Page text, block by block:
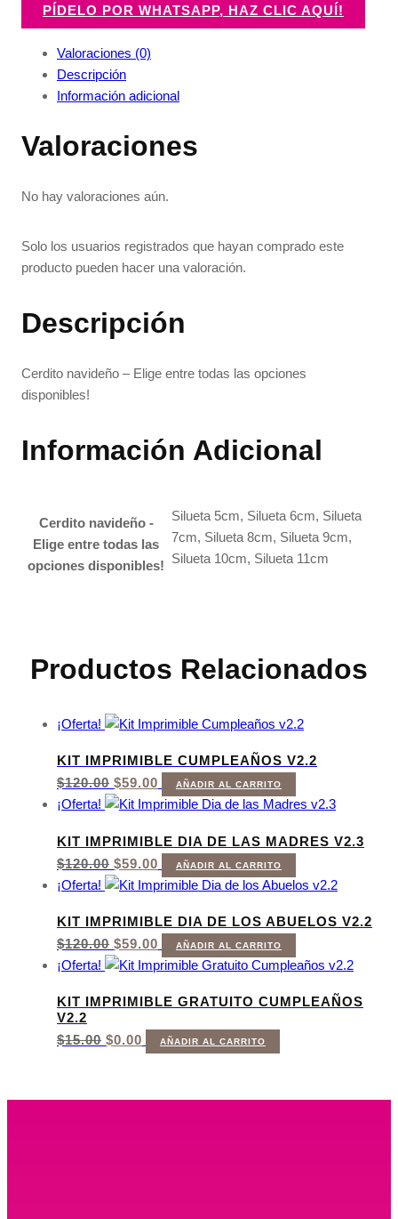
PÍDELO POR WHATSAPP, HAZ CLIC AQUÍ!
Valoraciones (0)
Descripción
Información adicional
Valoraciones
No hay valoraciones aún.
Solo los usuarios registrados que hayan comprado este
producto pueden hacer una valoración.
Descripción
Cerdito navideño – Elige entre todas las opciones
disponibles!
Información Adicional
Cerdito navideño -
Elige entre todas las
opciones disponibles!
Silueta 5cm, Silueta 6cm, Silueta
7cm, Silueta 8cm, Silueta 9cm,
Silueta 10cm, Silueta 11cm
Productos Relacionados
¡Oferta!
KIT IMPRIMIBLE CUMPLEAÑOS V2.2
$120.00 EL
PRECIO
ORIGINAL
$120.00.
$59.00
PRECIO
ACTUAL
$59.00.
AÑADIR AL CARRITO
¡Oferta!
KIT IMPRIMIBLE DIA DE LAS MADRES V2.3
$120.00 EL
PRECIO
ORIGINAL
$120.00.
$59.00
PRECIO
ACTUAL
$59.00.
AÑADIR AL CARRITO
¡Oferta!
KIT IMPRIMIBLE DIA DE LOS ABUELOS V2.2
$120.00 EL
PRECIO
ORIGINAL
$120.00.
$59.00
PRECIO
ACTUAL
$59.00.
AÑADIR AL CARRITO
¡Oferta!
KIT IMPRIMIBLE GRATUITO CUMPLEAÑOS
V2.2
$15.00 EL
PRECIO
$15.00.
$0.00
PRECIO
$0.00.
AÑADIR AL CARRITO